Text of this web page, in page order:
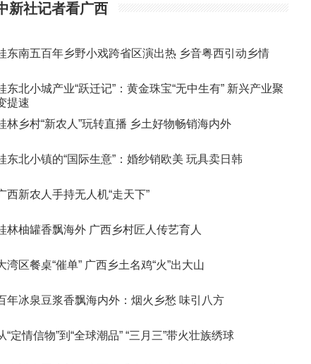
新社记者看广西
东南五百年乡野小戏跨省区演出热 乡音粤西引动乡情
东北小城产业“跃迁记”：黄金珠宝“无中生有” 新兴产业聚
提速
林乡村“新农人”玩转直播 乡土好物畅销海内外
东北小镇的“国际生意”：婚纱销欧美 玩具卖日韩
西新农人手持无人机“走天下”
林柚罐香飘海外 广西乡村匠人传艺育人
湾区餐桌“催单” 广西乡土名鸡“火”出大山
年冰泉豆浆香飘海内外：烟火乡愁 味引八方
“定情信物”到“全球潮品” “三月三”带火壮族绣球